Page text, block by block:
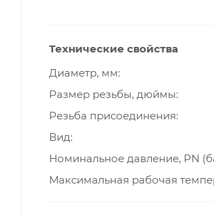
Технические свойства
Диаметр, мм
Размер резьбы, дюймы
Резьба присоединения
Вид
Номинальное давление, PN
Максимальная рабочая